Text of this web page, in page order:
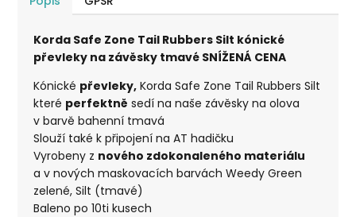
Korda Safe Zone Tail Rubbers Silt kónické
převleky na závěsky tmavé SNÍŽENÁ CENA
Kónické převleky, Korda Safe Zone Tail Rubbers Silt
které perfektně sedí na naše závěsky na olova
v barvě bahenní tmavá
Slouží také k připojení na AT hadičku
Vyrobeny z nového zdokonaleného materiálu
a v nových maskovacích barvách Weedy Green
zelené, Silt (tmavé)
Baleno po 10ti kusech